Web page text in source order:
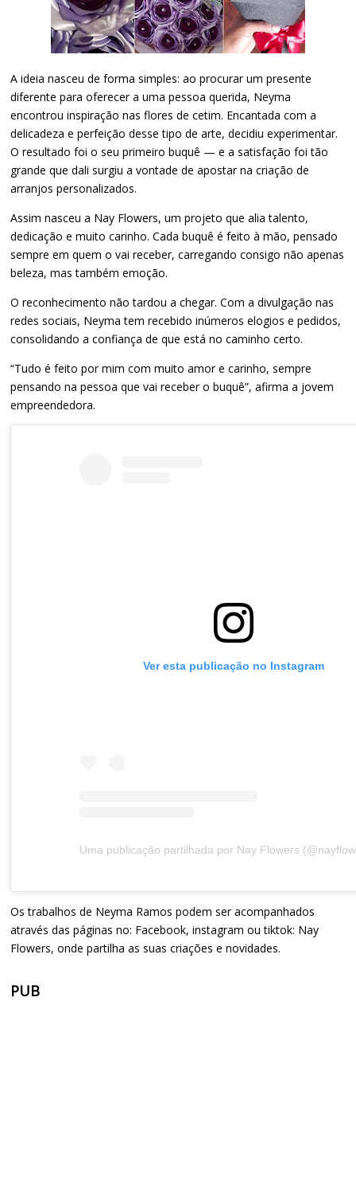
A ideia nasceu de forma simples: ao procurar um presente
diferente para oferecer a uma pessoa querida, Neyma
encontrou inspiração nas flores de cetim. Encantada com a
delicadeza e perfeição desse tipo de arte, decidiu experimentar.
O resultado foi o seu primeiro buquê — e a satisfação foi tão
grande que dali surgiu a vontade de apostar na criação de
arranjos personalizados.
Assim nasceu a Nay Flowers, um projeto que alia talento,
dedicação e muito carinho. Cada buquê é feito à mão, pensado
sempre em quem o vai receber, carregando consigo não apenas
beleza, mas também emoção.
O reconhecimento não tardou a chegar. Com a divulgação nas
redes sociais, Neyma tem recebido inúmeros elogios e pedidos,
consolidando a confiança de que está no caminho certo.
“Tudo é feito por mim com muito amor e carinho, sempre
pensando na pessoa que vai receber o buquê”, afirma a jovem
empreendedora.
Ver esta publicação no Instagram
Os trabalhos de Neyma Ramos podem ser acompanhados
através das páginas no: Facebook, instagram ou tiktok: Nay
Flowers, onde partilha as suas criações e novidades.
PUB